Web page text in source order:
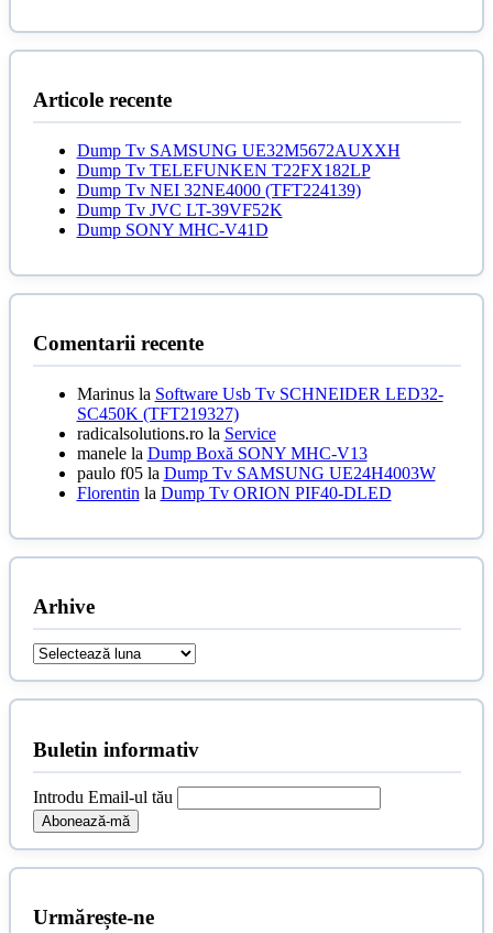
fost:
59,00 lei.
Articole recente
Dump Tv SAMSUNG UE32M5672AUXXH
Dump Tv TELEFUNKEN T22FX182LP
Dump Tv NEI 32NE4000 (TFT224139)
Dump Tv JVC LT-39VF52K
Dump SONY MHC-V41D
Comentarii recente
Marinusla Software Usb Tv SCHNEIDER LED32-
SC450K (TFT219327)
radicalsolutions.rola Service
manelela Dump Boxă SONY MHC-V13
paulo f05la Dump Tv SAMSUNG UE24H4003W
Florentin la Dump Tv ORION PIF40-DLED
Arhive
Arhive
Buletin informativ
Introdu Email-ul tău
Urmărește-ne